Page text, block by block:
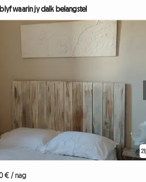
waarin jy dalk belangstel
21
€ / nag